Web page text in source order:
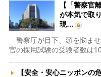
【「警察官
が本気で取
現…
警察庁が目下、頭を悩ま
官の採用試験の受験者数は
【安全・安心ニッポンの